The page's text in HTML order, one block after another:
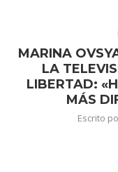
MARINA
LA
LIBERTAD:
MÁS
Escrito